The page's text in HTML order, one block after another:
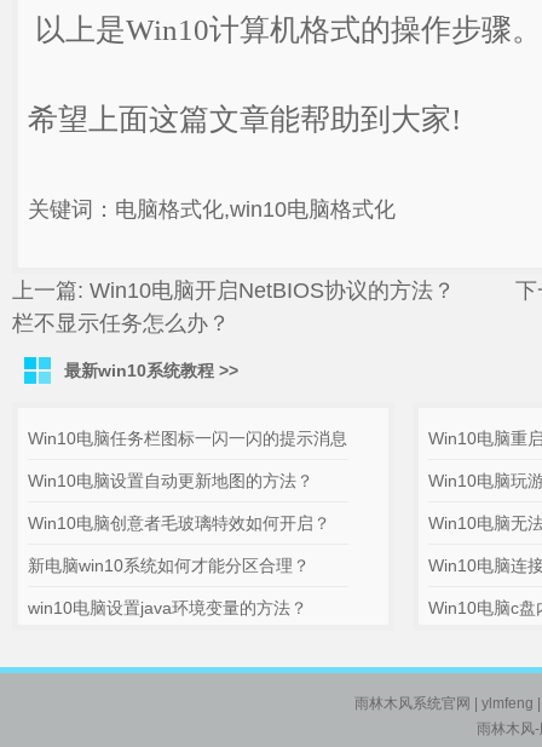
以上是Win10计算机格式的操作步骤。
希望上面这篇文章能帮助到大家!
关键词：电脑格式化,win10电脑格式化
上一篇: Win10电脑开启NetBIOS协议的方法？
下
栏不显示任务怎么办？
最新win10系统教程 >>
Win10电脑任务栏图标一闪一闪的提示消息
Win10电脑设置自动更新地图的方法？
Win10电脑创意者毛玻璃特效如何开启？
新电脑win10系统如何才能分区合理？
win10电脑设置java环境变量的方法？
Win10电脑重
Win10电脑玩
Win10电脑无
Win10电脑连
Win10电脑c盘
雨林木风系统官网 | ylmfeng
雨林木风